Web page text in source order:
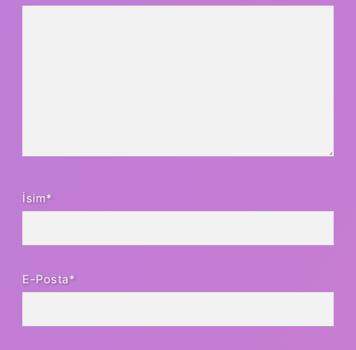
İsim*
E-Posta*